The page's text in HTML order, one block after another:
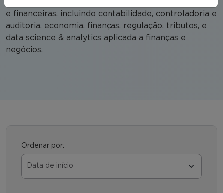
e financeiras, incluindo contabilidade, controladoria e
auditoria, economia, finanças, regulação, tributos, e
data science & analytics aplicada a finanças e
negócios.
Ordenar por: